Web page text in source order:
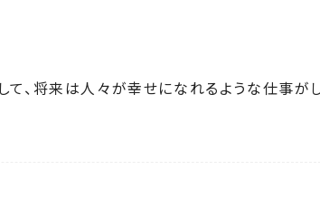
、将来は人々が幸せになれるような仕事が